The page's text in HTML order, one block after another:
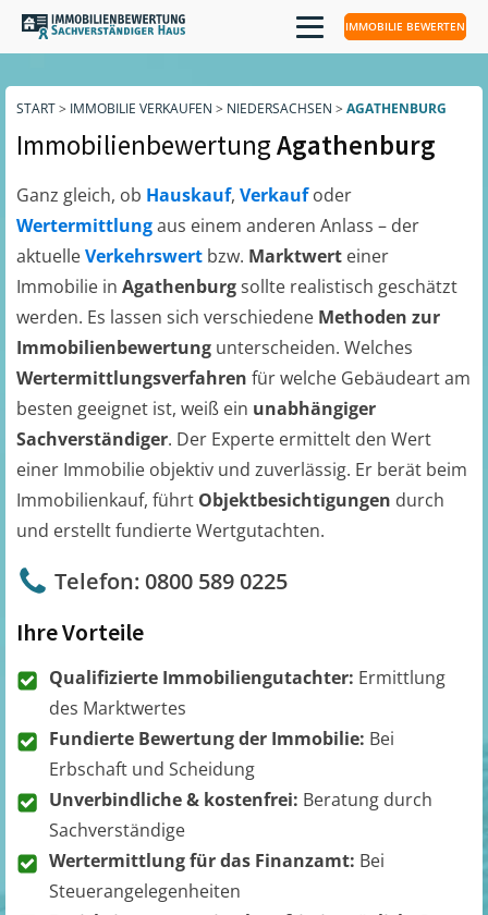
IMMOBILIE BEWERTEN
START> IMMOBILIE VERKAUFEN > NIEDERSACHSEN > AGATHENBURG
ImmobilienbewertungAgathenburg
Ganz gleich, ob Hauskauf, Verkaufoder
Wertermittlungaus einem anderen Anlass – der
aktuelleVerkehrswert bzw. Marktwert einer
Immobilie in Agathenburgsollte realistisch geschätzt
werden. Es lassen sich verschiedene Methoden zur
Immobilienbewertung unterscheiden. Welches
Wertermittlungsverfahren für welche Gebäudeart am
besten geeignet ist, weiß ein unabhängiger
Sachverständiger. Der Experte ermittelt den Wert
einer Immobilie objektiv und zuverlässig. Er berät beim
Immobilienkauf, führt Objektbesichtigungen durch
und erstellt fundierte Wertgutachten.
Telefon: 0800 589 0225
Ihre Vorteile
Qualifizierte Immobiliengutachter: Ermittlung
des Marktwertes
Fundierte Bewertung der Immobilie: Bei
Erbschaft und Scheidung
Unverbindliche & kostenfrei: Beratung durch
Sachverständige
Wertermittlung für das Finanzamt: Bei
Steuerangelegenheiten